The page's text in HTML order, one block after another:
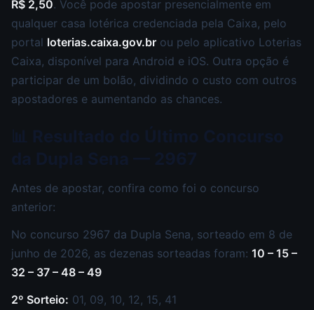
R$ 2,50. Você pode apostar presencialmente em
qualquer casa lotérica credenciada pela Caixa, pelo
portal loterias.caixa.gov.br ou pelo aplicativo Loterias
Caixa, disponível para Android e iOS. Outra opção é
participar de um bolão, dividindo o custo com outros
apostadores e aumentando as chances.
Antes de apostar, confira como foi o concurso
anterior:
No concurso 2967 da Dupla Sena, sorteado em 8 de
junho de 2026, as dezenas sorteadas foram: 10 – 15 –
32 – 37 – 48 – 49
2º Sorteio: 01, 09, 10, 12, 15, 41